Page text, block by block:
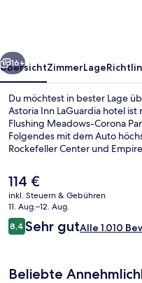
Weiter
16+
ÜbersichtZimmerLage
Du möchtest in bester Lage
Astoria Inn LaGuardia hotel
Flushing Meadows-Corona
Folgendes mit dem Auto
Rockefeller Center und
nur einen kurzen Fußmarsch
entfernt: Zur U-Bahn läuft
Blvd.) bzw. 12 Minuten (U-
Der
aktuelle
Preis
beträgt
114 €.
114 €
inkl. Steuern & Gebühren
11. Aug.–12. Aug.
Bewertungen
8,48,4 von 10.
Sehr gutAlle 1.010
Beliebte